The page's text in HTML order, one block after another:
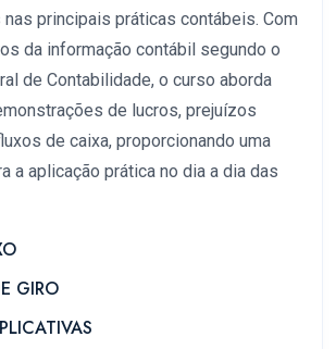
principais práticas contábeis. Com
da informação contábil segundo o
de Contabilidade, o curso aborda
de lucros, prejuízos
de caixa, proporcionando uma
a aplicação prática no dia a dia das
GIRO